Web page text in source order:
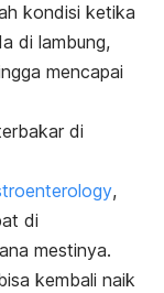
kondisi ketika
di lambung,
mencapai
di
,
di
mestinya.
kembali naik